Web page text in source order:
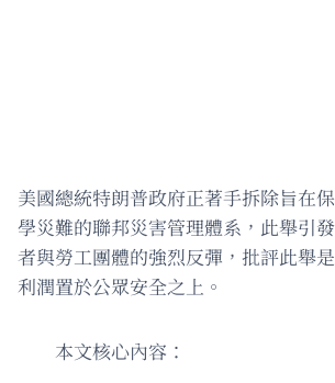
美國總統特朗普政府正著手拆除旨在
學災難的聯邦災害管理體系，此舉引
者與勞工團體的強烈反彈，批評此舉
利潤置於公眾安全之上。
本文核心內容：